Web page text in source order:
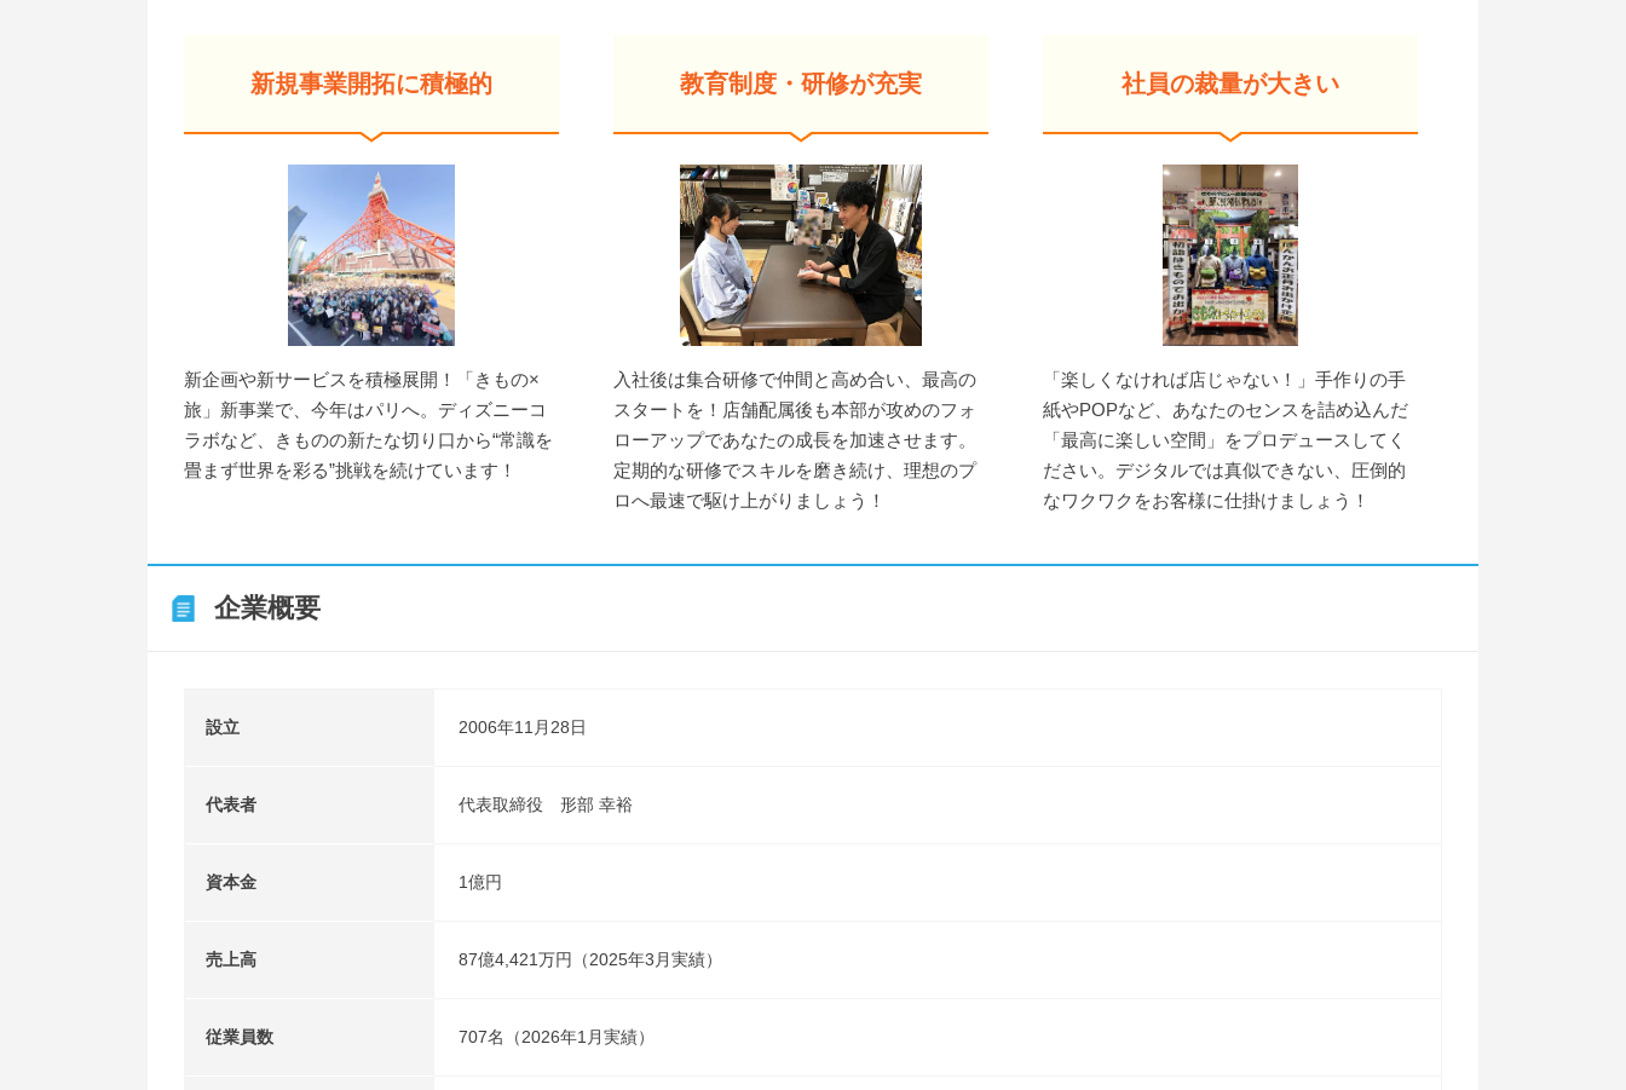
新規事業開拓に積極的
新企画や新サービスを積極展開！「きもの×
旅」新事業で、今年はパリへ。ディズニーコ
ラボなど、きものの新たな切り口から“常識を
畳まず世界を彩る”挑戦を続けています！
教育制度・研修が充実
入社後は集合研修で仲間と高め合い、最高の
スタートを！店舗配属後も本部が攻めのフォ
ローアップであなたの成長を加速させます。
定期的な研修でスキルを磨き続け、理想のプ
ロへ最速で駆け上がりましょう！
社員の裁量が大きい
「楽しくなければ店じゃない！」手作りの手
紙やPOPなど、あなたのセンスを詰め込んだ
「最高に楽しい空間」をプロデュースしてく
ださい。デジタルでは真似できない、圧倒的
なワクワクをお客様に仕掛けましょう！
企業概要
設立 2006年11月28日
代表者 代表取締役 形部 幸裕
資本金 1億円
売上高 87億4,421万円（2025年3月実績）
従業員数 707名（2026年1月実績）